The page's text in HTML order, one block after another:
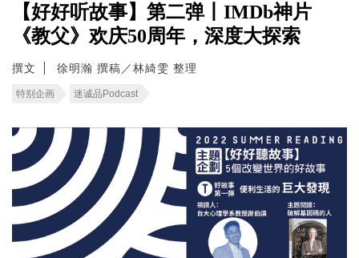
【好好听故事】第二弹丨IMDb神片
《教父》欢庆50周年，深度大探索
撰文 徐明瀚 撰稿／林綺雯 整理
特别企画 迷诚品Podcast